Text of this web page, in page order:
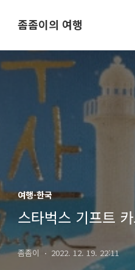
좀좀이의 여행
여행-한국
스타벅스 기프트
좀좀이 2022. 12. 19. 22:11